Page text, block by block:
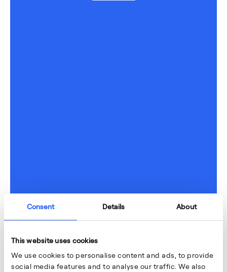
Consent Details About
This website uses cookies
We use cookies to personalise content and ads, to provide
social media features and to analyse our traffic. We also